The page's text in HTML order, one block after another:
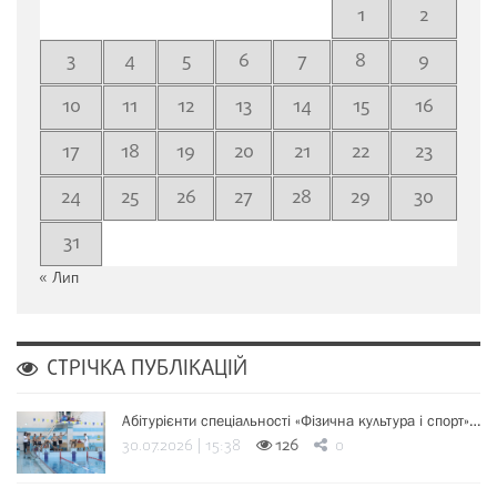
1
2
3
4 5 6 7 8
9
10
11 12 13 14 15
16
17
18 19 20 21 22
23
24
25 26 27 28 29
30
31
« Лип
СТРІЧКА ПУБЛІКАЦІЙ
Абітурієнти спеціальності «Фізична культура і спорт»…
30.07.2026 | 15:38 126 0